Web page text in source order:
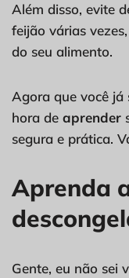
Além disso, evite
feijão várias
do seu alimento.
Agora que você já
hora de aprender
segura e prática.
Aprenda
Gente, eu não sei